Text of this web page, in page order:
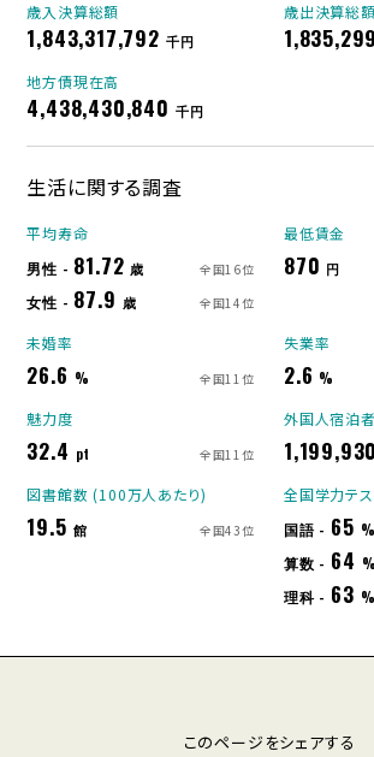
歳入決算総額
1,843,317,792 千円
歳出決算総額
地方債現在高
4,438,430,840 千円
生活に関する調査
平均寿命
男性 - 81.72 歳 全国16位
女性 - 87.9 歳 全国14位
最低賃金
870 円
未婚率
26.6 % 全国11位
失業率
2.6 %
魅力度
32.4 pt 全国11位
外国人宿泊
1,199,930
図書館数 (100万人あたり)
19.5 館 全国43位
全国学力テ
国語 - 65 %
算数 - 64 %
理科 - 63 %
このページをシェアする